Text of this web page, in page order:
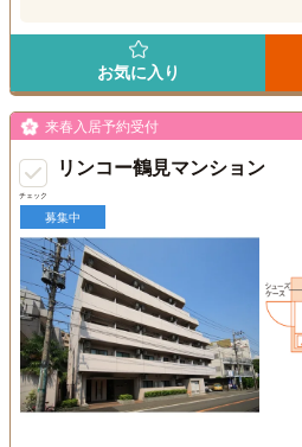
お気に入り
チェック
来春入居予約受付
リンコー鶴見マンション
募集中